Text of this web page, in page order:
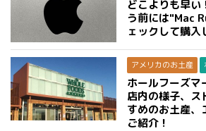
どこよりも早い
う前には"Mac
ェックして購入
アメリカのお土産
ホールフーズマ
店内の様子、ス
すめのお土産、
ご紹介！